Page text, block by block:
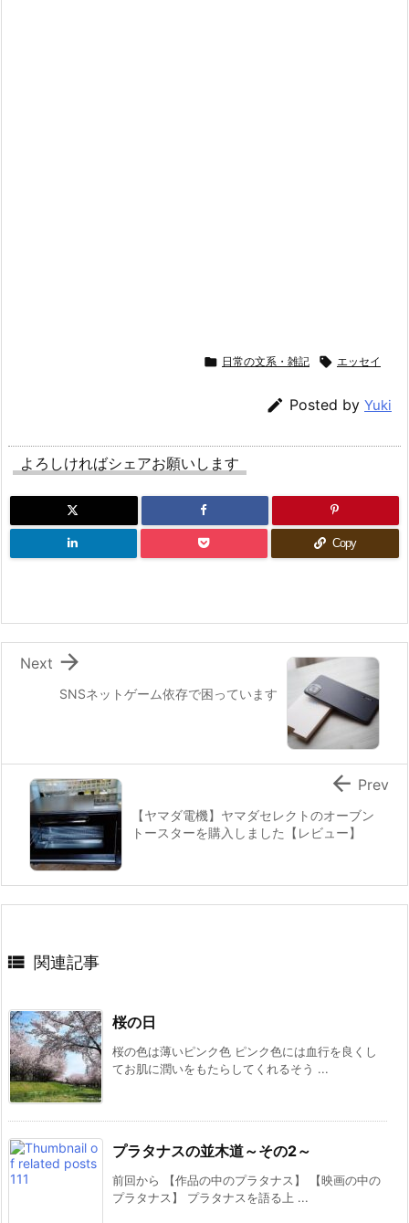
 日常の文系・雑記  エッセイ
 Posted by Yuki
よろしければシェアお願いします
Copy
SNSネットゲーム依存で困っています

Next
【ヤマダ電機】ヤマダセレクトのオーブン
トースターを購入しました【レビュー】
 Prev
 関連記事
桜の日
桜の色は薄いピンク色 ピンク色には血行を良くし
てお肌に潤いをもたらしてくれるそう ...
プラタナスの並木道～その2～
前回から 【作品の中のプラタナス】 【映画の中の
プラタナス】 プラタナスを語る上 ...